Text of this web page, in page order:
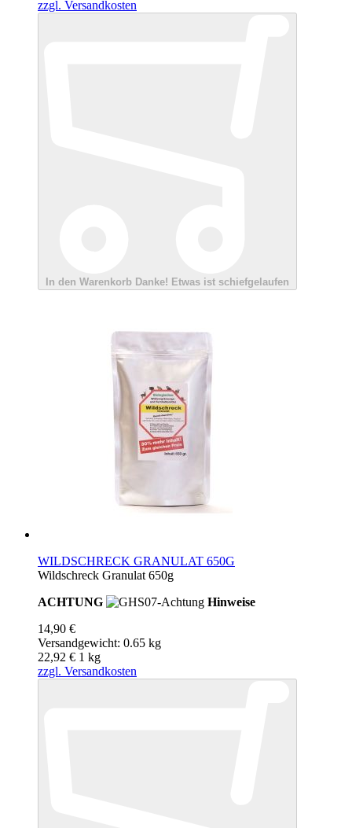
zzgl. Versandkosten
In den Warenkorb Danke! Etwas ist schiefgelaufen
WILDSCHRECK GRANULAT 650G
Wildschreck Granulat 650g
ACHTUNG
Hinweise
14,90 €
Versandgewicht: 0.65 kg
22,92 € 1 kg
zzgl. Versandkosten